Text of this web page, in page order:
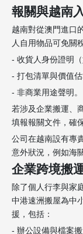
報關與越南
越南對從澳門進口
人自用物品可免關
- 收貨人身份證明（
- 打包清單與價值估
- 非商業用途聲明。
若涉及企業搬運、
填報報關文件，確
公司在越南設有專
意外狀況，例如海
企業跨境搬
除了個人行李與家
中港速洲搬屋為中
援，包括：
- 辦公設備與檔案搬